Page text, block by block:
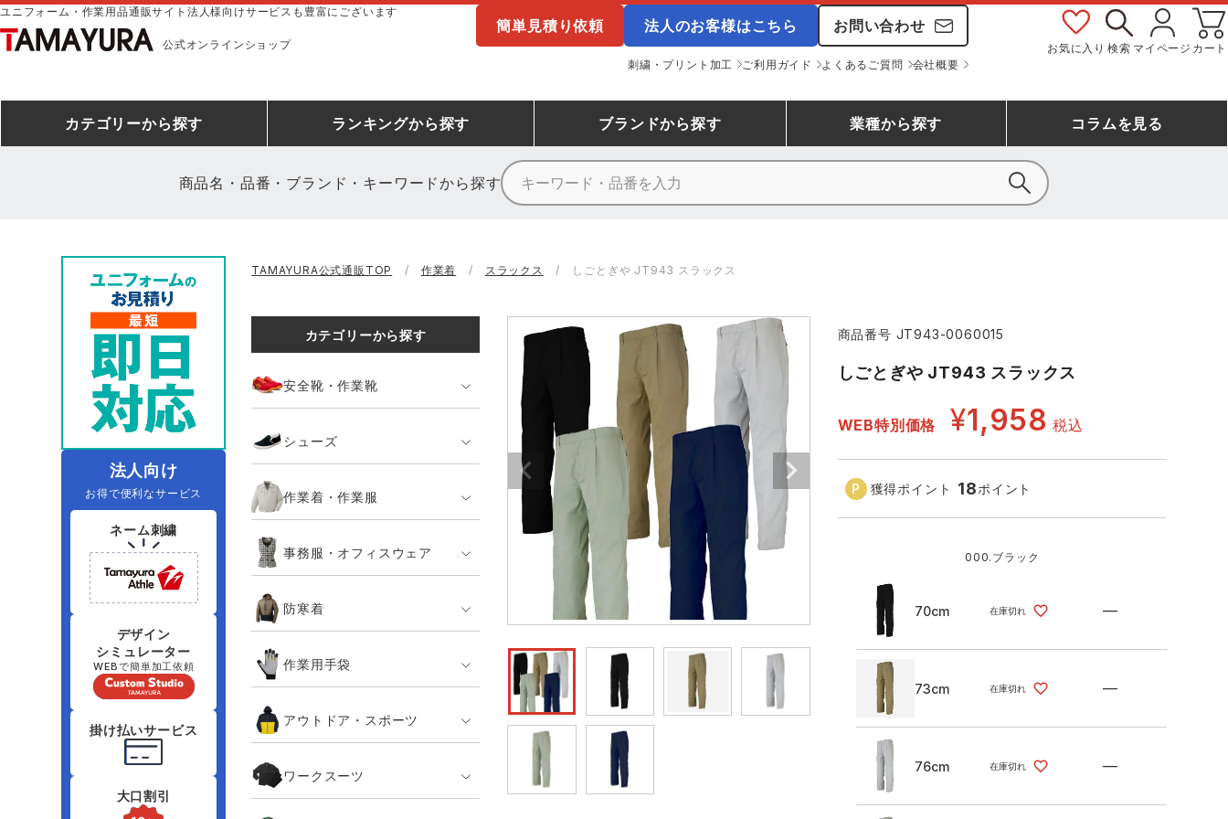
ユニフォーム・作業用品通販サイト法人様向けサービスも豊富にございます
公式オンラインショップ
簡単見積り依頼 法人のお客様はこちら お問い合わせ
刺繍・プリント加工 ご利用ガイド よくあるご質問 会社概要
お気に入り 検索 マイページ カート
カテゴリーから探す
防寒着
コンプレッションウェア 作業用ポロシャツ 安全保護具 レインウェア・カッパ
ヤッケ 作業用小物・アクセサリー類 鞄・バッグ類
ファン付きウェア（空調服シリー
ズ）
電熱ウェア・ヒートウェア 刺繍・プリント加工対象商品
ランキングから探す
ミズノ安全靴ランキング
空調服ランキング コンプレッションウェアランキング 作業用ポロシャツランキング 作業用手袋ランキング
レインウェアランキング アイズフロンティア ランキング TSDESIGN ランキング
アイトス ランキング ジーベック ランキング
ネーム刺繍・プリント加工対象商品
作業着
ニット
ファン付きウェア
防寒
カジュアル
ブランドから探す
アイズフロンティア
クロダルマ 桑和 山田辰 クレヒフク
住商モンブラン ボンマックス GUSH FORCE CUP カーシーカシマ
シンメン 日進ゴム ハイパーV 丸五 ムービンカット グラディエーター
タカヤ商事 エアークラフト 自重堂 サーヴォ セロリー 大阪支店
アタックベース サンエス 中塚被服 イーブンリバー
藤井電工 福山ゴム工業
ビッグボーン商事株式会
社
業種から探す
農作業服
DIY・日曜大工作業服 飲食店ユニフォーム 運送・倉庫作業服 清掃・ビルメンテ作業服
夜間・高視認性安全服 医療白衣・介護服
コラムを見る
商品名・品番・ブランド・キーワードから探す
法人向け
お得で便利なサービス
ネーム刺繍
デザイン
シミュレーター
WEBで簡単加工依頼
掛け払いサービス
大口割引
TAMAYURA公式通販TOP 作業着 スラックス しごとぎや JT943 スラックス
カテゴリーから探す
安全靴・作業靴
シューズ
作業着・作業服
事務服・オフィスウェア
防寒着
作業用手袋
アウトドア・スポーツ
ワークスーツ
70cm
商品番号 JT943-0060015
しごとぎや JT943 スラックス
WEB特別価格 ¥1,958 税込
獲得ポイント 18ポイント
000.ブラック
70cm 在庫切れ —
73cm 在庫切れ —
76cm 在庫切れ —